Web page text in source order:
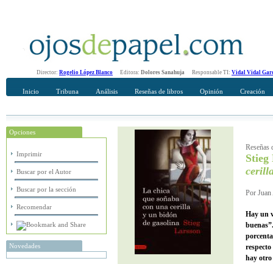
Director: Rogelio López Blanco Editora: Dolores Sanahuja Responsable TI: Vidal Vidal
Inicio Tribuna Análisis Reseñas de libros Opinión Creación
Opciones
Imprimir
Buscar por el Autor
Buscar por la sección
Recomendar
Novedades
Recomendar
Su nombre Completo
Reseñas
Por Juan
Hay un
hay otro